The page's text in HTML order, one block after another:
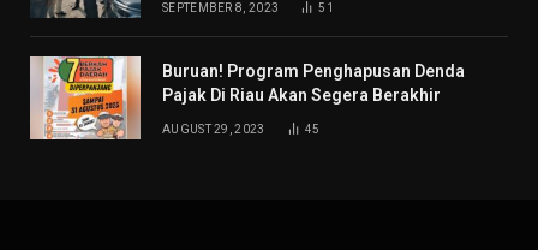
SEPTEMBER 8, 2023 51
Buruan! Program Penghapusan Denda
Pajak Di Riau Akan Segera Berakhir
AUGUST 29, 2023 45